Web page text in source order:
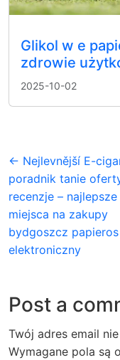
Glikol w e
zdrowie
2025-10-02
← Nejlevnější E-
poradnik tanie
recenzje – najlepsze
miejsca na zakupy
bydgoszcz papieros
elektroniczny
Post a
Twój adres email
Wymagane pola są